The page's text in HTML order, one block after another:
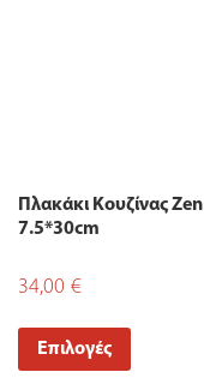
Πλακάκι Κουζίνας Zen
7.5*30cm
34,00 €
Επιλογές